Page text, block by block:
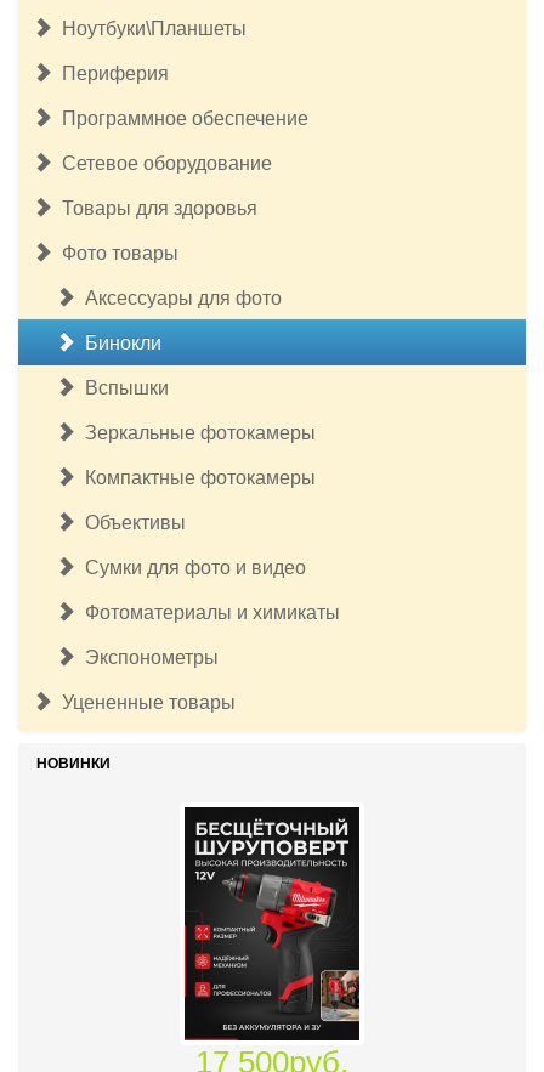
Ноутбуки\Планшеты
Периферия
Программное обеспечение
Сетевое оборудование
Товары для здоровья
Фото товары
Аксессуары для фото
Бинокли
Вспышки
Зеркальные фотокамеры
Компактные фотокамеры
Объективы
Сумки для фото и видео
Фотоматериалы и химикаты
Экспонометры
Уцененные товары
НОВИНКИ
17 500руб.